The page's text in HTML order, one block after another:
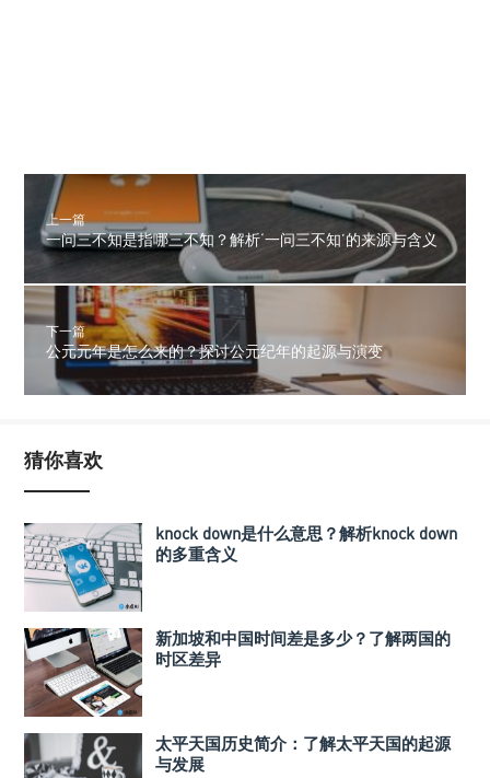
上一篇
一问三不知是指哪三不知？解析‘一问三不知’的来源与含义
下一篇
公元元年是怎么来的？探讨公元纪年的起源与演变
猜你喜欢
knock down是什么意思？解析knock down
的多重含义
新加坡和中国时间差是多少？了解两国的
时区差异
太平天国历史简介：了解太平天国的起源
与发展